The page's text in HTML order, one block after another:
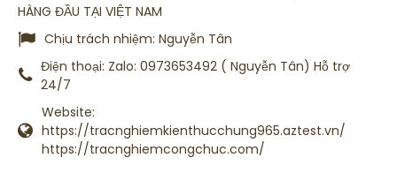
HÀNG ĐẦU TẠI VIỆT NAM
Chịu trách nhiệm: Nguyễn Tân
Điện thoại: Zalo: 0973653492 ( Nguyễn Tân) Hỗ trợ
24/7
Website:
https://tracnghiemkienthucchung965.aztest.vn/
https://tracnghiemcongchuc.com/